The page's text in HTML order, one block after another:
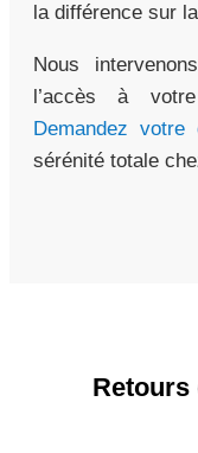
la différence sur
Nous
l’accès à
Demandez votre
sérénité totale
Retours